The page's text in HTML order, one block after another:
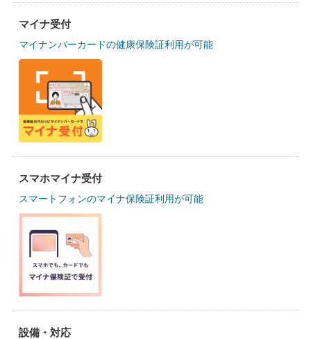
マイナ受付
マイナンバーカードの健康保険証利用が可能
スマホマイナ受付
スマートフォンのマイナ保険証利用が可能
設備・対応